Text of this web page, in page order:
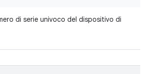
di serie univoco del dispositivo di